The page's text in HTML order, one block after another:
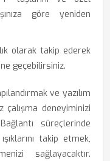
göre yeniden
olarak takip ederek
geçebilirsiniz.
ve yazılım
deneyiminizi
süreçlerinde
takip etmek,
sağlayacaktır.